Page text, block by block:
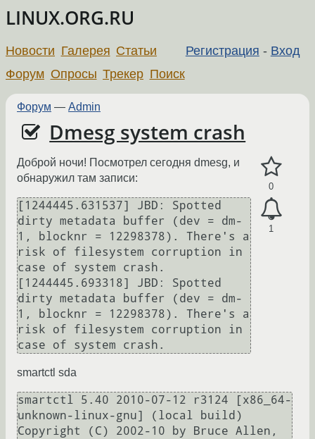
LINUX.ORG.RU
Регистрация - Вход
Новости Галерея Статьи
Форум Опросы Трекер Поиск
Форум — Admin
Dmesg system crash
0
1
Доброй ночи! Посмотрел сегодня dmesg, и
обнаружил там записи:
[1244445.631537] JBD: Spotted
dirty metadata buffer (dev = dm-
1, blocknr = 12298378). There's a
risk of filesystem corruption in
case of system crash.
[1244445.693318] JBD: Spotted
dirty metadata buffer (dev = dm-
1, blocknr = 12298378). There's a
risk of filesystem corruption in
case of system crash.
smartctl sda
smartctl 5.40 2010-07-12 r3124 [x86_64-
unknown-linux-gnu] (local build)
Copyright (C) 2002-10 by Bruce Allen,